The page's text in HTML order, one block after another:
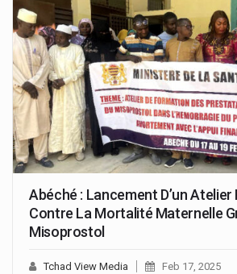
Abéché : Lancement D’un
Contre La Mortalité Maternelle
Misoprostol
Tchad View Media Feb 17, 2025